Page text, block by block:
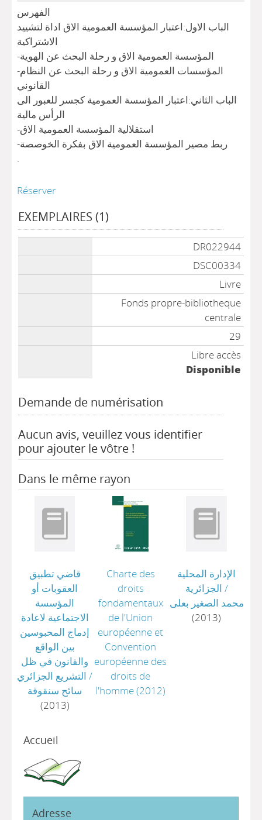
الفهرس
الباب الاول:اعتبار المؤسسة العمومية الاق اداة لتشييد
الاشتراكية
-المؤسسة العمومية الاق و رحلة البحث عن الهوية
-المؤسسات العمومية الاق و رحلة البحث عن النظام
القانوني
الباب الثاني:اعتبار المؤسسة العمومية كجسر للعبور الى
الرأس مالية
-استقلالية المؤسسة العمومية الاق
-ربط مصير المؤسسة العمومية الاق بفكرة الخوصصة
.
Réserver
EXEMPLAIRES (1)
DR022944
DSC00334
Livre
Fonds propre-bibliotheque
centrale
29
Libre accès
Disponible
Demande de numérisation
Aucun avis, veuillez vous identifier
pour ajouter le vôtre !
Dans le même rayon
قاضي تطبيق
العقوبات أو
المؤسسة
الاجتماعية لاعادة
إدماج المحبوسين
بين الواقع
والقانون في ظل
التشريع الجزائري /
سائح سنقوقة
(2013)
Charte des
droits
fondamentaux
de l'Union
européenne et
Convention
européenne des
droits de
l'homme(2012)
الإدارة المحلية
الجزائرية /
محمد الصغير بعلى
(2013)
Accueil
Adresse